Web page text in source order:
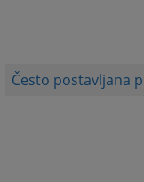
Često postavljana